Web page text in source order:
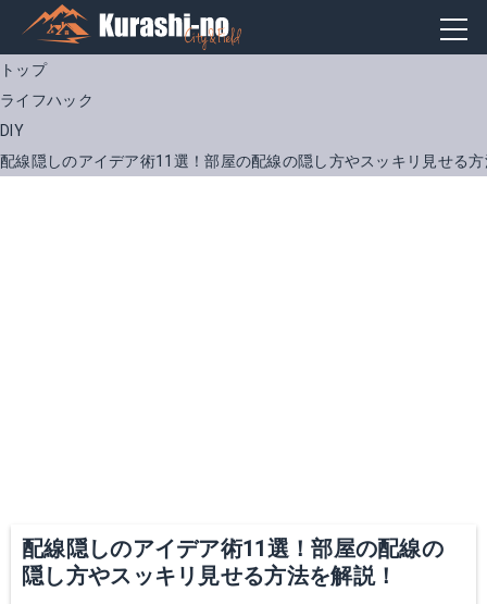
トップ
ライフハック
DIY
配線隠しのアイデア術11選！部屋の配線の隠し方やスッキリ見せる
配線隠しのアイデア術11選！部屋の配線の
隠し方やスッキリ見せる方法を解説！